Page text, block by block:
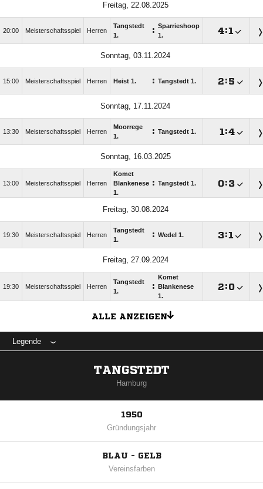
Freitag, 22.08.2025
20:00 Meisterschaftsspiel Herren
Tangstedt
1.
: Sparrieshoop
1.
:
Sonntag, 03.11.2024
15:00 Meisterschaftsspiel Herren Heist 1. : Tangstedt 1. :
Sonntag, 17.11.2024
13:30 Meisterschaftsspiel Herren
Moorrege
1.
: Tangstedt 1. :
Sonntag, 16.03.2025
13:00 Meisterschaftsspiel Herren
Komet
Blankenese
1.
: Tangstedt 1. :
Freitag, 30.08.2024
19:30 Meisterschaftsspiel Herren
Tangstedt
1.
: Wedel 1. :
Freitag, 27.09.2024
19:30 Meisterschaftsspiel Herren
Tangstedt
1.
:
Komet
Blankenese
1.
:
ALLE ANZEIGEN
Legende
TANGSTEDT
Hamburg
1950
Gründungsjahr
BLAU - GELB
Vereinsfarben